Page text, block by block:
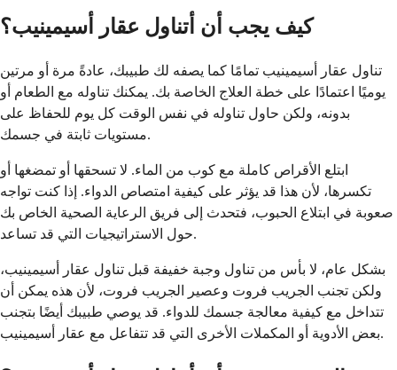
كيف يجب أن أتناول عقار أسيمينيب؟
تناول عقار أسيمينيب تمامًا كما يصفه لك طبيبك، عادةً مرة أو مرتين
يوميًا اعتمادًا على خطة العلاج الخاصة بك. يمكنك تناوله مع الطعام أو
بدونه، ولكن حاول تناوله في نفس الوقت كل يوم للحفاظ على
مستويات ثابتة في جسمك.
ابتلع الأقراص كاملة مع كوب من الماء. لا تسحقها أو تمضغها أو
تكسرها، لأن هذا قد يؤثر على كيفية امتصاص الدواء. إذا كنت تواجه
صعوبة في ابتلاع الحبوب، فتحدث إلى فريق الرعاية الصحية الخاص بك
حول الاستراتيجيات التي قد تساعد.
بشكل عام، لا بأس من تناول وجبة خفيفة قبل تناول عقار أسيمينيب،
ولكن تجنب الجريب فروت وعصير الجريب فروت، لأن هذه يمكن أن
تتداخل مع كيفية معالجة جسمك للدواء. قد يوصي طبيبك أيضًا بتجنب
بعض الأدوية أو المكملات الأخرى التي قد تتفاعل مع عقار أسيمينيب.